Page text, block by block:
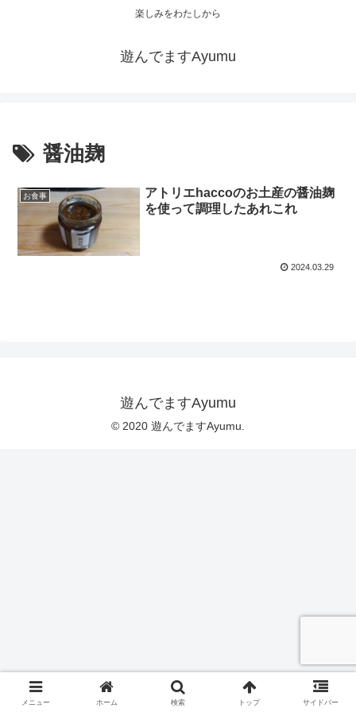
楽しみをわたしから
遊んでますAyumu
醤油麹
お食事
アトリエhaccoのお土産の醤油麹
を使って調理したあれこれ
2024.03.29
遊んでますAyumu
© 2020 遊んでますAyumu.
メニュー ホーム 検索 トップ サイドバー